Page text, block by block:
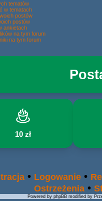
tematów
w tematach
postów
postów
ankietach
na tym forum
na tym forum
10 zł
• Logowanie •
Ostrzeżenia •
Powered by phpBB modified by